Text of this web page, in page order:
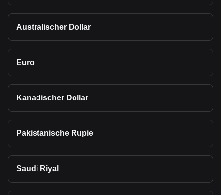
Australischer Dollar
Euro
Kanadischer Dollar
Pakistanische Rupie
Saudi Riyal